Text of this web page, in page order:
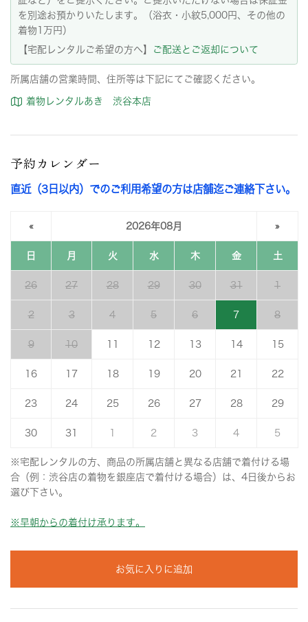
を別途お預かりいたします。（浴衣・小紋5,000円、その他の
着物1万円）
【宅配レンタルご希望の方へ】
ご配送とご返却について
所属店舗の営業時間、住所等は下記にてご確認ください。
着物レンタルあき 渋谷本店
予約カレンダー
直近（3日以内）でのご利用希望の方は店舗迄ご連絡下さい。
« 2026年08月 »
日 月 火 水 木 金 土
26 27 28 29 30 31 1
2 3 4 5 6 7 8
9 10 12 13 14 15
16 17 18 19 20 21 22
23 24 25 26 27 28 29
30 31 2 3 4 5
※宅配レンタルの方、商品の所属店舗と異なる店舗で着付ける場
合（例：渋谷店の着物を銀座店で着付ける場合）は、4日後からお
選び下さい。
※早朝からの着付け承ります。
お気に入りに追加